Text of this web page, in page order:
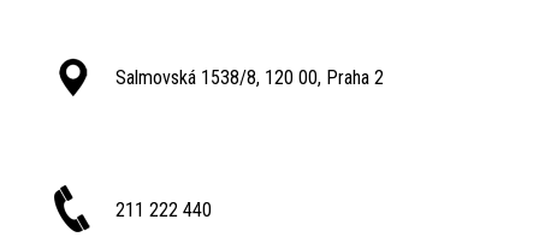
Salmovská 1538/8, 120 00, Praha 2
211 222 440